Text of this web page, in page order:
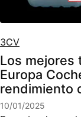
3CV
Los mejores
Europa
rendimiento
10/01/2025